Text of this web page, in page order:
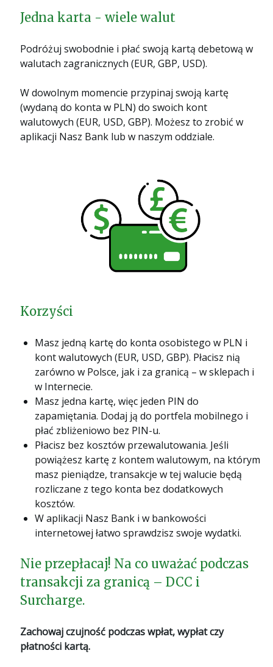
Jedna karta - wiele walut
Podróżuj swobodnie i płać swoją kartą debetową w
walutach zagranicznych (EUR, GBP, USD).
W dowolnym momencie przypinaj swoją kartę
(wydaną do konta w PLN) do swoich kont
walutowych (EUR, USD, GBP). Możesz to zrobić w
aplikacji Nasz Bank lub w naszym oddziale.
Korzyści
Masz jedną kartę do konta osobistego w PLN i
kont walutowych (EUR, USD, GBP). Płacisz nią
zarówno w Polsce, jak i za granicą – w sklepach i
w Internecie.
Masz jedna kartę, więc jeden PIN do
zapamiętania. Dodaj ją do portfela mobilnego i
płać zbliżeniowo bez PIN-u.
Płacisz bez kosztów przewalutowania. Jeśli
powiążesz kartę z kontem walutowym, na którym
masz pieniądze, transakcje w tej walucie będą
rozliczane z tego konta bez dodatkowych
kosztów.
W aplikacji Nasz Bank i w bankowości
internetowej łatwo sprawdzisz swoje wydatki.
Nie przepłacaj! Na co uważać podczas
transakcji za granicą – DCC i
Surcharge.
Zachowaj czujność podczas wpłat, wypłat czy
płatności kartą.